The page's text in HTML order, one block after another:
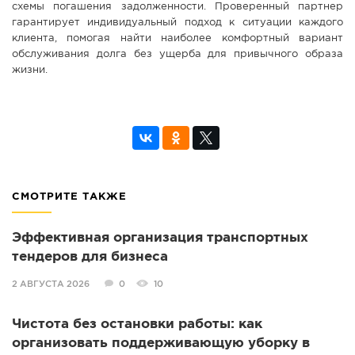
схемы погашения задолженности. Проверенный партнер
гарантирует индивидуальный подход к ситуации каждого
клиента, помогая найти наиболее комфортный вариант
обслуживания долга без ущерба для привычного образа
жизни.
СМОТРИТЕ ТАКЖЕ
Эффективная организация транспортных
тендеров для бизнеса
2 АВГУСТА 2026 0 10
Чистота без остановки работы: как
организовать поддерживающую уборку в